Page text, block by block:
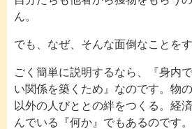
ん。
でも、なぜ、そんな面倒なことを
ごく簡単に説明するなら、『身内
い関係を築くため』なのです。物
以外の人びととの絆をつくる。経
んでいる『何か』でもあるのです